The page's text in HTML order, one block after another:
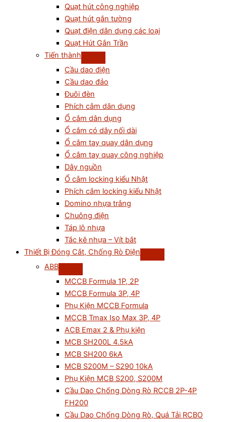
Quạt hút công nghiệp
Quạt hút gắn tường
Quạt điện dân dụng các loại
Quạt Hút Gắn Trần
Tiến thành
Cầu dao điện
Cầu dao đảo
Đuôi đèn
Phích cắm dân dụng
Ổ cắm dân dụng
Ổ cắm có dây nối dài
Ổ cắm tay quay dân dụng
Ổ cắm tay quay công nghiệp
Dây nguồn
Ổ cắm locking kiểu Nhật
Phích cắm locking kiểu Nhật
Domino nhựa trắng
Chuông điện
Táp lô nhựa
Tắc kê nhựa – Vít bắt
Thiết Bị Đóng Cắt, Chống Rò Điện
ABB
MCCB Formula 1P, 2P
MCCB Formula 3P, 4P
Phụ Kiện MCCB Formula
MCCB Tmax Iso Max 3P, 4P
ACB Emax 2 & Phụ kiện
MCB SH200L 4.5kA
MCB SH200 6kA
MCB S200M – S290 10kA
Phụ Kiện MCB S200, S200M
Cầu Dao Chống Dòng Rò RCCB 2P-4P
FH200
Cầu Dao Chống Dòng Rò, Quá Tải RCBO